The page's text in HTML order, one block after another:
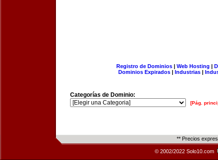
Registro de Dominios| Web Hosting |
Dominios Expirados | Industrias |
Categorías de Dominio:
[Pág.
** Precios
© 2002/2022 Solo10.com